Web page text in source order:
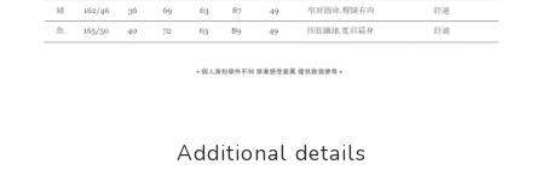
Additional details